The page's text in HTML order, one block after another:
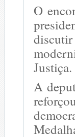
O
Justiça.
A